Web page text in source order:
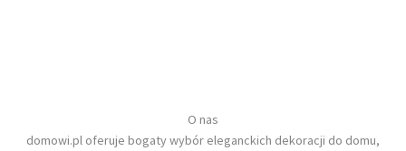
O nas
domowi.pl oferuje bogaty wybór eleganckich dekoracji do domu,